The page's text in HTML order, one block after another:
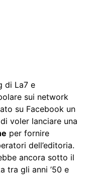
di La7 e
sui network
su Facebook un
voler lanciare una
per fornire
dell’editoria.
ancora sotto il
tra gli anni ’50 e